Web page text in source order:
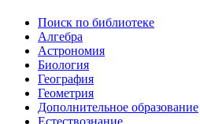
Поиск по библиотеке
Алгебра
Астрономия
Биология
География
Геометрия
Дополнительное образование
Естествознание